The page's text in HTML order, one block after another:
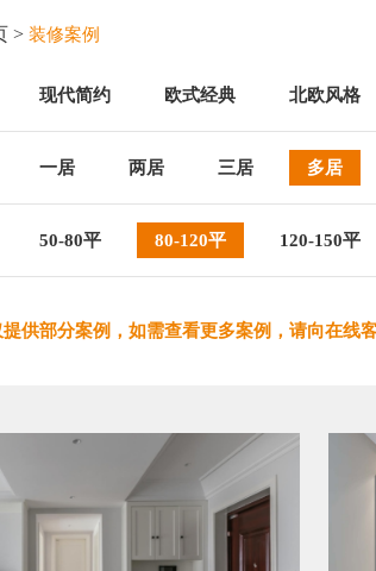
> 装修案例
现代简约 欧式经典 北欧风格
一居 两居 三居 多居
50-80平 80-120平 120-150平
供部分案例，如需查看更多案例，请向在线